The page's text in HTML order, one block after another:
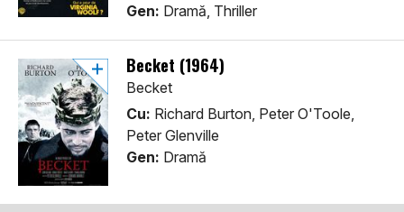
Gen: Dramă, Thriller
Becket (1964)
Becket
Cu: Richard Burton, Peter O'Toole,
Peter Glenville
Gen: Dramă